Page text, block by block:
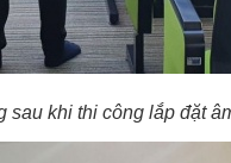
sau khi thi công lắp đặt